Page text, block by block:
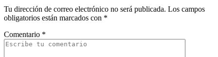
Tu dirección de correo electrónico no será publicada. Los campos
obligatorios están marcados con *
Comentario *